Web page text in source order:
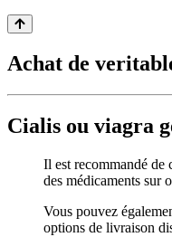
Achat de
Cialis ou viagra
Il est recommandé de
des médicaments sur
Vous pouvez
options de livraison